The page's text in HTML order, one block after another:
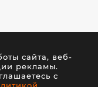
сайта, веб-
рекламы.
с
офертой,
(2) ГК РФ.